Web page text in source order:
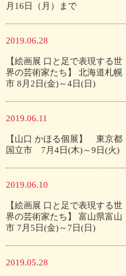
月16日（月）まで
2019.06.28
【絵画展 口と足で表現する世
界の芸術家たち】 北海道札幌
市 8月2日(金)～4日(日)
2019.06.11
【山口 かほる個展】 東京都
国立市 7月4日(木)～9日(火)
2019.06.10
【絵画展 口と足で表現する世
界の芸術家たち】 富山県富山
市 7月5日(金)～7日(日)
2019.05.28